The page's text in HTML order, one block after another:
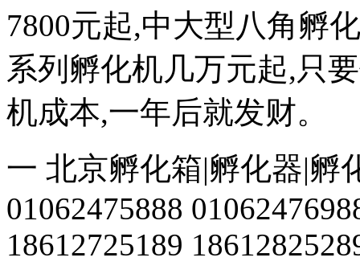
7800元起,中大型八角孵
系列孵化机几万元起,只
机成本,一年后就发财。
一 北京孵化箱|孵化器|孵
01062475888
18612725189